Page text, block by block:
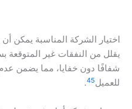
اختيار الشركة المناسبة يمكن
يقلل من النفقات غير
شفافًا دون خفايا، مما يضمن
للعميل 45
.